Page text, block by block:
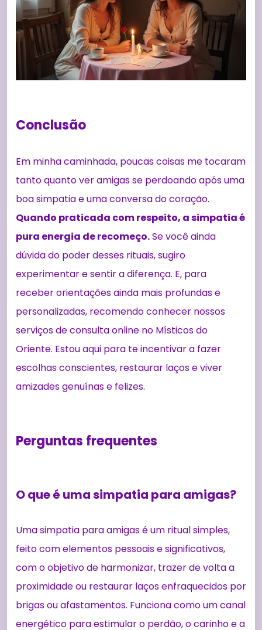
Conclusão
Em minha caminhada, poucas coisas me tocaram
tanto quanto ver amigas se perdoando após uma
boa simpatia e uma conversa do coração.
Quando praticada com respeito, a simpatia é
pura energia de recomeço.Se você ainda
dúvida do poder desses rituais, sugiro
experimentar e sentir a diferença. E, para
receber orientações ainda mais profundas e
personalizadas, recomendo conhecer nossos
serviços de consulta online no Místicos do
Oriente. Estou aqui para te incentivar a fazer
escolhas conscientes, restaurar laços e viver
amizades genuínas e felizes.
Perguntas frequentes
O que é uma simpatia para amigas?
Uma simpatia para amigas é um ritual simples,
feito com elementos pessoais e significativos,
com o objetivo de harmonizar, trazer de volta a
proximidade ou restaurar laços enfraquecidos por
brigas ou afastamentos. Funciona como um canal
energético para estimular o perdão, o carinho e a